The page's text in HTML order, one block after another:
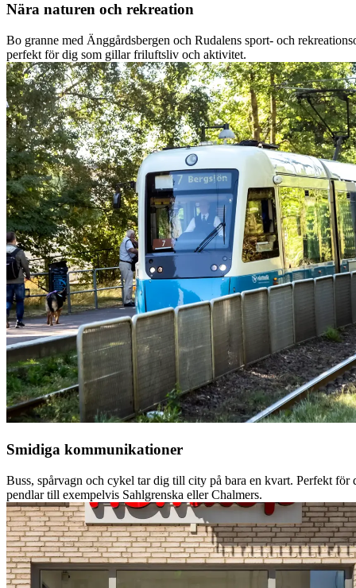
Nära naturen och rekreation
Bo granne med Änggårdsbergen och Rudalens sport- och
perfekt för dig som gillar friluftsliv och aktivitet.
Smidiga kommunikationer
Buss, spårvagn och cykel tar dig till city på bara en kvart. Perfekt för
pendlar till exempelvis Sahlgrenska eller Chalmers.